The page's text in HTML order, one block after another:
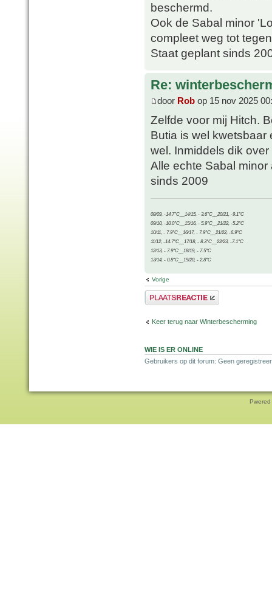
beschermd.
Ook de Sabal minor
compleet weg tot
Staat geplant sinds
Re:
door Rob op 15 nov 2025
Zelfde voor mij Hitch.
Butia is wel kwetsbaar
wel. Inmiddels dik
Alle echte Sabal
sinds 2009
08/09, -14.7°C__14/15, - 3.6°C__20/21, -9.1°C
09/10, -10.0°C__15/16, - 5.9°C__21/22, -5.2°C
10/11, - 7.9°C__16/17, - 7.9°C__21/22, -6.9°C
11/12, -14.7°C__17/18, - 8.3°C__22/23, -7.1°C
12/13, - 7.9°C__18/19, - 7.5°C
13/14, - 0.8°C__19/20, - 2.8°C
Vorige
Plaats een reactie
Keer terug naar Winterbescherming
WIE IS ER ONLINE
Gebruikers op dit forum: Geen